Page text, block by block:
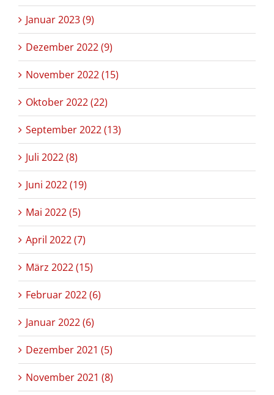
Januar 2023 (9)
Dezember 2022 (9)
November 2022 (15)
Oktober 2022 (22)
September 2022 (13)
Juli 2022 (8)
Juni 2022 (19)
Mai 2022 (5)
April 2022 (7)
März 2022 (15)
Februar 2022 (6)
Januar 2022 (6)
Dezember 2021 (5)
November 2021 (8)